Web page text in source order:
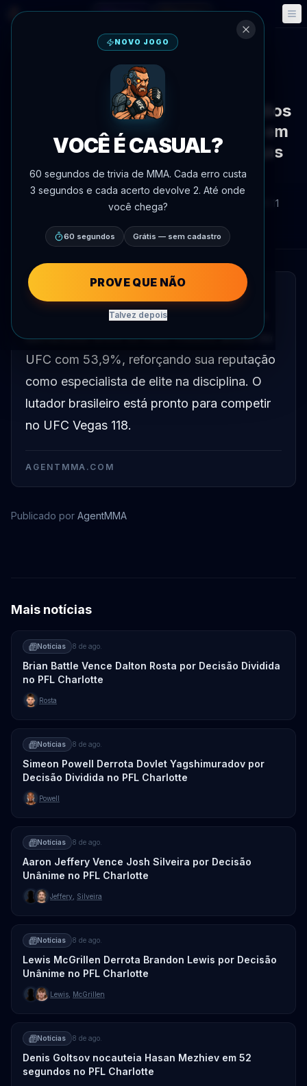
🎮 Fantasy 📅 Eventos
Voltar às notícias
Notícias
Gabriel Bonfim lidera meio-médios
ativos com precisão de 53,9% em
derrubadas antes do UFC Vegas
118
Oscar Nascimento 4 de junho de 2026
, 19:11
Gabriel Bonfim possui a maior precisão em
derrubadas entre os meio-médios ativos do
UFC com 53,9%, reforçando sua reputação
como especialista de elite na disciplina. O
lutador brasileiro está pronto para competir
no UFC Vegas 118.
AGENTMMA.COM
Publicado por AgentMMA
Mais notícias
Notícias 8 de ago.
Brian Battle Vence Dalton Rosta por Decisão Dividida
no PFL Charlotte
Rosta
Notícias 8 de ago.
Simeon Powell Derrota Dovlet Yagshimuradov por
Decisão Dividida no PFL Charlotte
Powell
Notícias 8 de ago.
Aaron Jeffery Vence Josh Silveira por Decisão
Unânime no PFL Charlotte
Jeffery Silveira
Notícias 8 de ago.
Lewis McGrillen Derrota Brandon Lewis por Decisão
Unânime no PFL Charlotte
Lewis McGrillen
Notícias 8 de ago.
Denis Goltsov nocauteia Hasan Mezhiev em 52
segundos no PFL Charlotte
NOVO JOGO
VOCÊ É CASUAL?
60 segundos de trivia de MMA. Cada erro custa
3 segundos e cada acerto devolve 2. Até onde
você chega?
60 segundos Grátis — sem cadastro
PROVE QUE NÃO
Talvez depois